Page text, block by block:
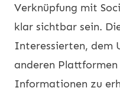
Verknüpfung mit
klar sichtbar sein.
Interessierten, dem
anderen
Informationen zu